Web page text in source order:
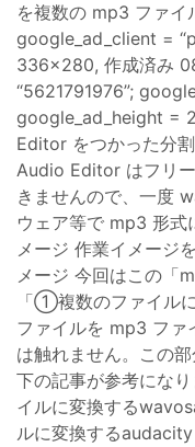
を複数の mp3 ファイ
google_ad_client =
336x280, 作成済み
“5621791976”;
google_ad_height =
Editor をつかった分
Audio Editor はフリ
きませんので、一度
ウェア等で mp3 形式
メージ 作業イメージ
メージ 今回はこの「
「①複数のファイル
ファイルを mp3 ファ
は触れません。この
下の記事が参考にな
イルに変換する
ルに変換する